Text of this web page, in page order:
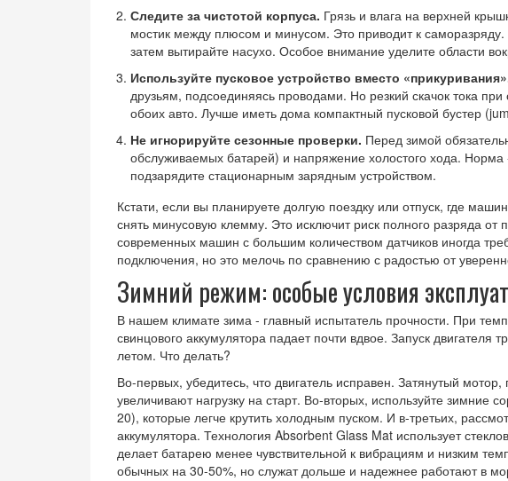
Следите за чистотой корпуса. Грязь и влага на верхней
мостик между плюсом и минусом. Это приводит к саморазряду.
затем вытирайте насухо. Особое внимание уделите области
Используйте пусковое устройство вместо
друзьям, подсоединяясь проводами. Но резкий скачок тока
обоих авто. Лучше иметь дома компактный пусковой бустер
Не игнорируйте сезонные проверки. Перед зимой
обслуживаемых батарей) и напряжение холостого хода.
подзарядите стационарным зарядным устройством.
Кстати, если вы планируете долгую поездку или отпуск, где
снять минусовую клемму. Это исключит риск полного разряда от
современных машин с большим количеством датчиков иногда
подключения, но это мелочь по сравнению с радостью от
Зимний режим: особые условия
В нашем климате зима - главный испытатель прочности. При
свинцового аккумулятора падает почти вдвое. Запуск двигателя
летом. Что делать?
Во-первых, убедитесь, что двигатель исправен. Затянутый
увеличивают нагрузку на старт. Во-вторых, используйте зимние
20), которые легче крутить холодным пуском. И в-третьих,
аккумулятора. Технология Absorbent Glass Mat использует
делает батарею менее чувствительной к вибрациям и низким
обычных на 30-50%, но служат дольше и надежнее работают в